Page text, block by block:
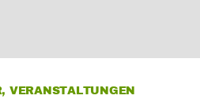
VERANSTALTUNGEN